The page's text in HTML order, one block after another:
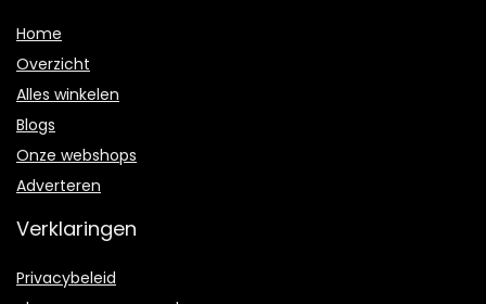
Home
Overzicht
Alles winkelen
Blogs
Onze webshops
Adverteren
Verklaringen
Privacybeleid